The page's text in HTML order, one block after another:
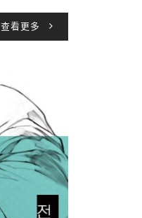
查看更多